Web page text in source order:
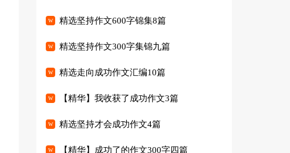
精选坚持作文600字锦集8篇
精选坚持作文300字集锦九篇
精选走向成功作文汇编10篇
【精华】我收获了成功作文3篇
精选坚持才会成功作文4篇
【精华】成功了的作文300字四篇